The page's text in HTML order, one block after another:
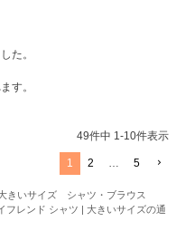
た。
す。
49件中 1 -10件表示
1 2 5
きいサイズ シャツ・ブラウス
フレンド シャツ | 大きいサイズの通